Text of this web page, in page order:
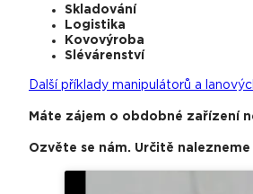
Skladování
Logistika
Kovovýroba
Slévárenství
Další příklady manipulátorů a
Máte zájem o obdobné zařízení
Ozvěte se nám. Určitě nalezneme